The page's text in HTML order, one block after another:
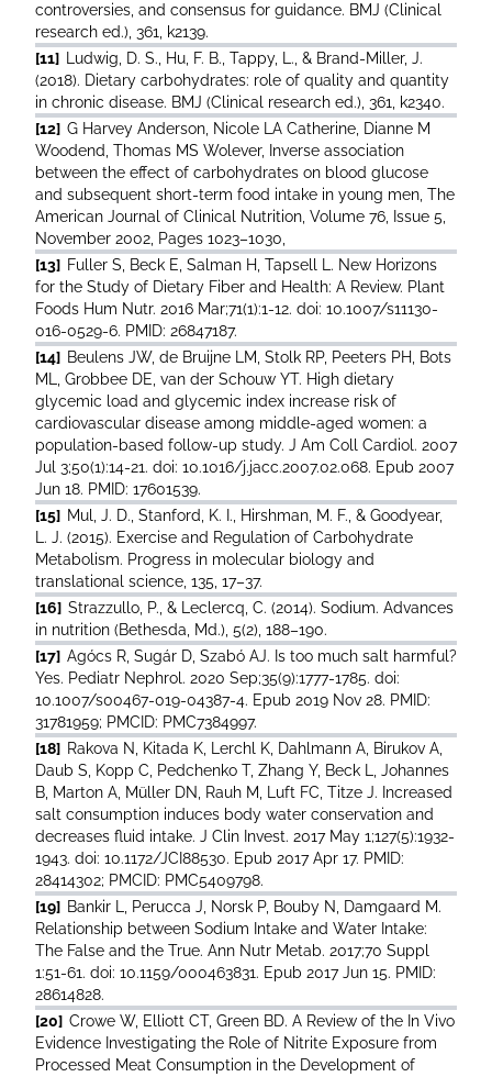
controversies, and consensus for guidance. BMJ (Clinical
research ed.), 361, k2139.
[11]
Ludwig, D. S., Hu, F. B., Tappy, L., & Brand-Miller, J.
(2018). Dietary carbohydrates: role of quality and quantity
in chronic disease. BMJ (Clinical research ed.), 361, k2340.
[12] G Harvey Anderson, Nicole LA Catherine, Dianne M
Woodend, Thomas MS Wolever, Inverse association
between the effect of carbohydrates on blood glucose
and subsequent short-term food intake in young men, The
American Journal of Clinical Nutrition, Volume 76, Issue 5,
November 2002, Pages 1023–1030,
[13] Fuller S, Beck E, Salman H, Tapsell L. New Horizons
for the Study of Dietary Fiber and Health: A Review. Plant
Foods Hum Nutr. 2016 Mar;71(1):1-12. doi: 10.1007/s11130-
016-0529-6. PMID: 26847187.
[14] Beulens JW, de Bruijne LM, Stolk RP, Peeters PH, Bots
ML, Grobbee DE, van der Schouw YT. High dietary
glycemic load and glycemic index increase risk of
cardiovascular disease among middle-aged women: a
population-based follow-up study. J Am Coll Cardiol. 2007
Jul 3;50(1):14-21. doi: 10.1016/j.jacc.2007.02.068. Epub 2007
Jun 18. PMID: 17601539.
[15] Mul, J. D., Stanford, K. I., Hirshman, M. F., & Goodyear,
L. J. (2015). Exercise and Regulation of Carbohydrate
Metabolism. Progress in molecular biology and
translational science, 135, 17–37.
[16] Strazzullo, P., & Leclercq, C. (2014). Sodium. Advances
in nutrition (Bethesda, Md.), 5(2), 188–190.
[17] Agócs R, Sugár D, Szabó AJ. Is too much salt harmful?
Yes. Pediatr Nephrol. 2020 Sep;35(9):1777-1785. doi:
10.1007/s00467-019-04387-4. Epub 2019 Nov 28. PMID:
31781959; PMCID: PMC7384997.
[18] Rakova N, Kitada K, Lerchl K, Dahlmann A, Birukov A,
Daub S, Kopp C, Pedchenko T, Zhang Y, Beck L, Johannes
B, Marton A, Müller DN, Rauh M, Luft FC, Titze J. Increased
salt consumption induces body water conservation and
decreases fluid intake. J Clin Invest. 2017 May 1;127(5):1932-
1943. doi: 10.1172/JCI88530. Epub 2017 Apr 17. PMID:
28414302; PMCID: PMC5409798.
[19] Bankir L, Perucca J, Norsk P, Bouby N, Damgaard M.
Relationship between Sodium Intake and Water Intake:
The False and the True. Ann Nutr Metab. 2017;70 Suppl
1:51-61. doi: 10.1159/000463831. Epub 2017 Jun 15. PMID:
28614828.
[20] Crowe W, Elliott CT, Green BD. A Review of the In Vivo
Evidence Investigating the Role of Nitrite Exposure from
Processed Meat Consumption in the Development of